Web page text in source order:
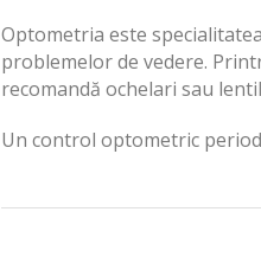
Optometria este
problemelor de vedere.
recomandă ochelari sau
Un control optometric